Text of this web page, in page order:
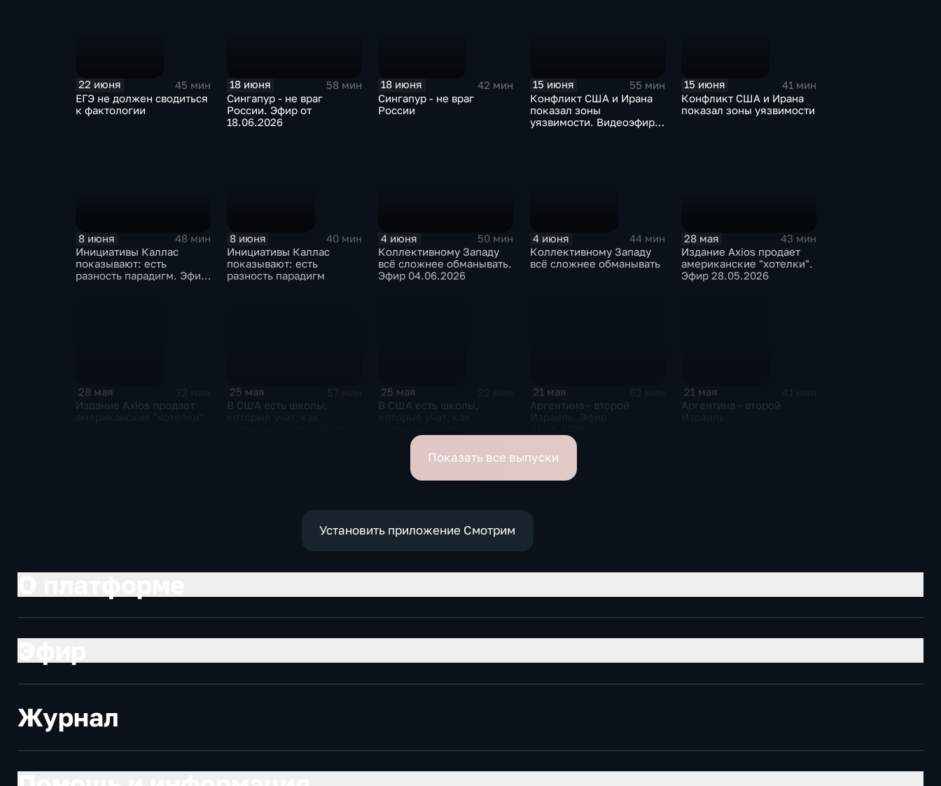
22 июня
45 мин
ЕГЭ не должен сводиться
к фактологии
18 июня
58 мин
Сингапур - не враг
России. Эфир от
18.06.2026
18 июня
42 мин
Сингапур - не враг
России
15 июня
55 мин
Конфликт США и Ирана
показал зоны
уязвимости. Видеоэфир
15 июня
41 мин
Конфликт США и Ирана
показал зоны уязвимости
8 июня
48 мин
Инициативы Каллас
показывают: есть
разность парадигм. Эфир
8 июня
40 мин
Инициативы Каллас
показывают: есть
разность парадигм
4 июня
50 мин
Коллективному Западу
всё сложнее обманывать.
Эфир 04.06.2026
4 июня
44 мин
Коллективному Западу
всё сложнее обманывать
28 мая
43 мин
Издание Axios продает
американские "хотелки".
Эфир 28.05.2026
28 мая
Издание Axios продает
25 мая
В США есть школы,
25 мая
В США есть школы,
21 мая
Аргентина - второй
21 мая
Аргентина - второй
Показать все выпуски
Установить приложение Смотрим
Журнал